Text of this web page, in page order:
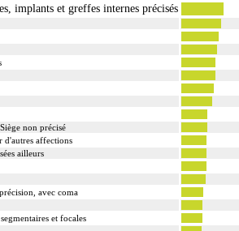
implants et greffes internes précisés
non précisé
d'autres affections
ailleurs
avec coma
et focales